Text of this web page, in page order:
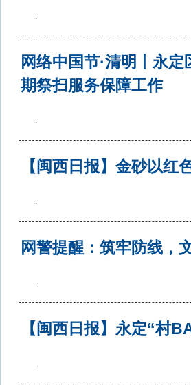
..
网络中国节·清明丨永
期祭扫服务保障工作
..
【闽西日报】金砂以红
..
网警提醒：筑牢防线，
..
【闽西日报】永定“村
..